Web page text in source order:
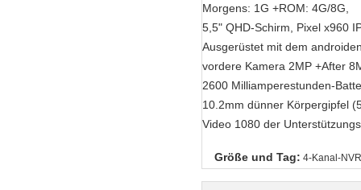
Morgens: 1G +ROM: 4G/8G,
5,5" QHD-Schirm, Pixel x960
Ausgerüstet mit dem
vordere Kamera 2MP +After
2600 Milliamperestunden-
10.2mm dünner Körpergipfel
Video 1080 der
Größe und Tag: 4-Kanal-